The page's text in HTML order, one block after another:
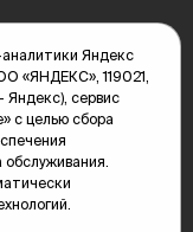
28А
Яндекс
«ЯНДЕКС», 119021,
Яндекс), сервис
с целью сбора